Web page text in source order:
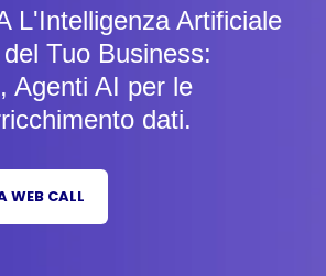
L'Intelligenza Artificiale
Tuo Business:
Agenti AI per le
dati.
WEB CALL